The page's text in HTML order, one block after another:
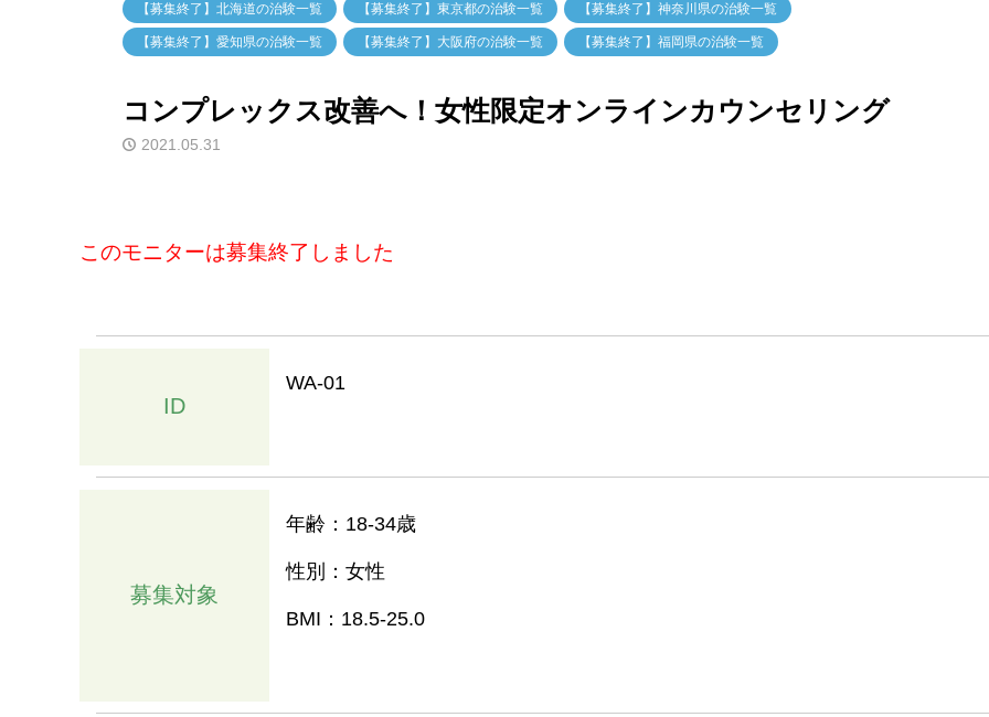
【募集終了】北海道の治験一覧 【募集終了】東京都の治験一覧 【募集終了】神奈川県の治験一覧
【募集終了】愛知県の治験一覧 【募集終了】大阪府の治験一覧 【募集終了】福岡県の治験一覧
コンプレックス改善へ！女性限定オンラインカウンセリング
2021.05.31
このモニターは募集終了しました
ID
WA-01
募集対象
年齢：18-34歳
性別：女性
BMI：18.5-25.0